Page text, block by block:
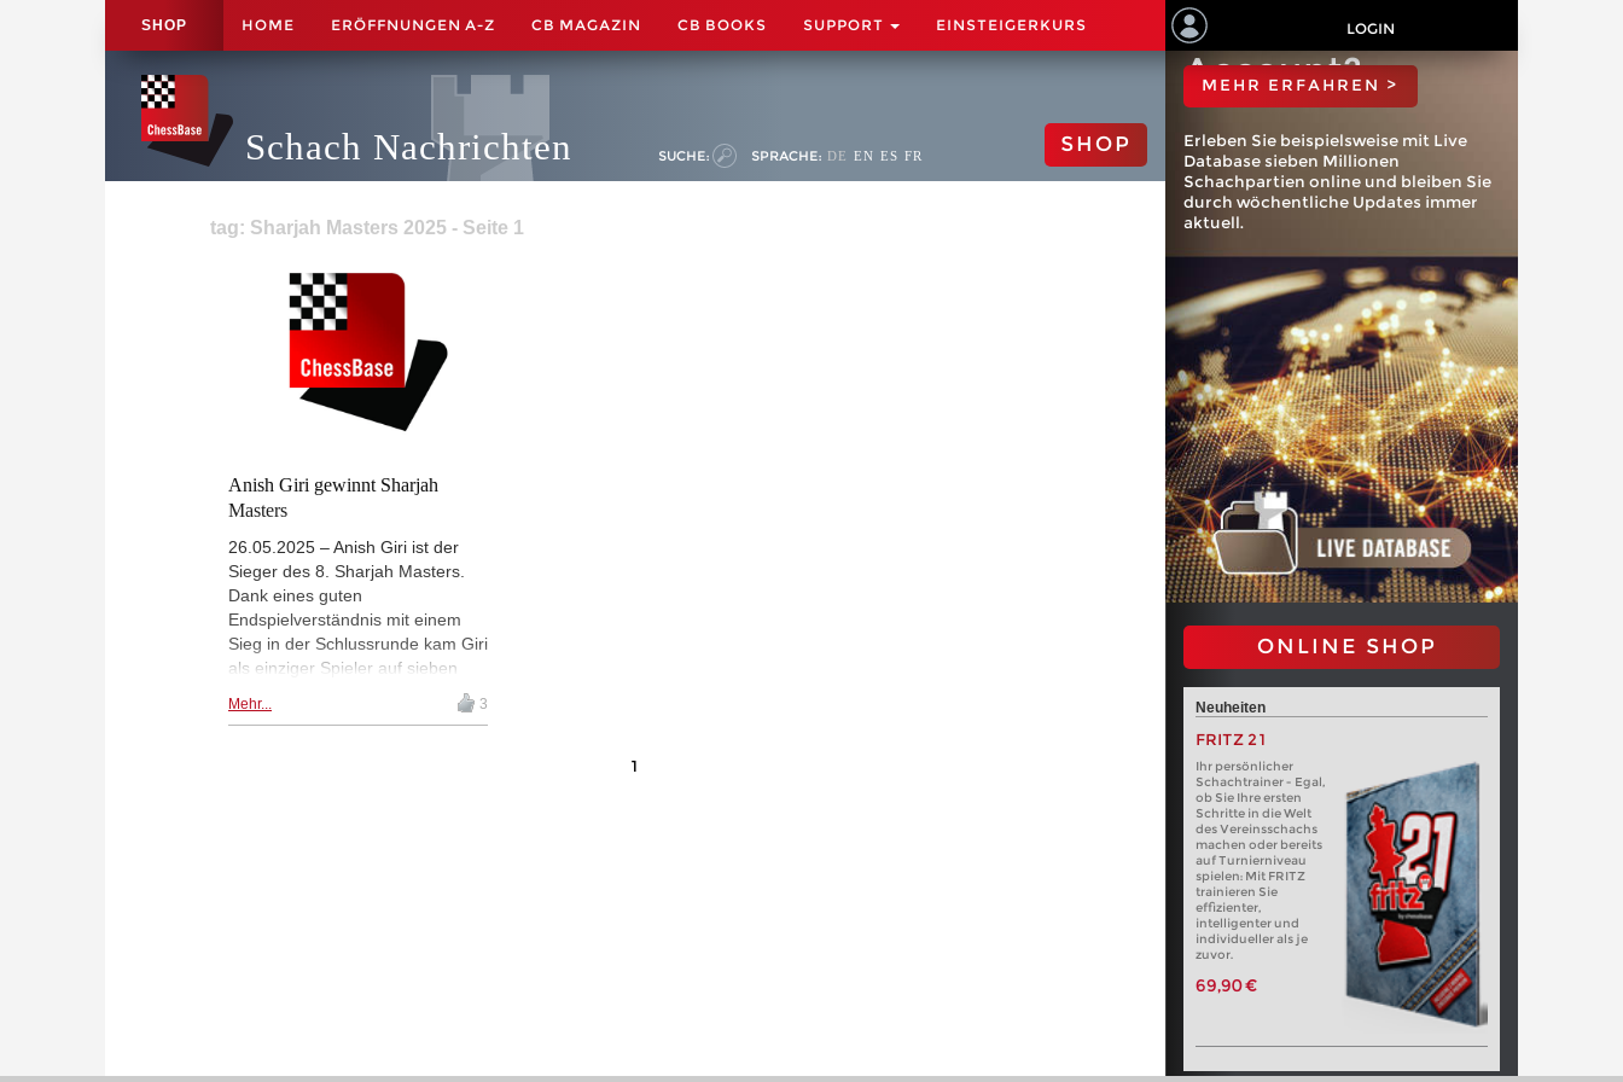
SHOP HOME ERÖFFNUNGEN A-Z CB MAGAZIN CB BOOKS SUPPORT EINSTEIGERKURS LOGIN
Schach Nachrichten SUCHE: SPRACHE: DE EN ES FR SHOP
tag: Sharjah Masters 2025 - Seite 1
Anish Giri gewinnt Sharjah
Masters
26.05.2025 – Anish Giri ist der
Sieger des 8. Sharjah Masters.
Dank eines guten
Endspielverständnis mit einem
Sieg in der Schlussrunde kam Giri
als einziger Spieler auf sieben
Preis in Höhe von 15.000 USD.
Mehr... 3
1
ChessBase
Account?
MEHR ERFAHREN >
Erleben Sie beispielsweise mit Live
Database sieben Millionen
Schachpartien online und bleiben Sie
durch wöchentliche Updates immer
aktuell.
ONLINE SHOP
Neuheiten
FRITZ 21
Ihr persönlicher
Schachtrainer - Egal,
ob Sie Ihre ersten
Schritte in die Welt
des Vereinsschachs
machen oder bereits
auf Turnierniveau
spielen: Mit FRITZ
trainieren Sie
effizienter,
intelligenter und
individueller als je
zuvor.
69,90 €